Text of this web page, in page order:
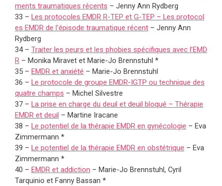
ments traumatiques récents – Jenny Ann Rydberg
33 – Les protocoles EMDR R-TEP et G-TEP – Les protocol
es EMDR de l’épisode traumatique récent – Jenny Ann
Rydberg
34 – Traiter les peurs et les phobies spécifiques avec l’EMD
R – Monika Miravet et Marie-Jo Brennstuhl *
35 – EMDR et anxiété – Marie-Jo Brennstuhl
36 – Le protocole de groupe EMDR-IGTP ou technique des
quatre champs – Michel Silvestre
37 – La prise en charge du deuil et deuil bloqué – Thérapie
EMDR et deuil – Martine Iracane
38 – Le potentiel de la thérapie EMDR en gynécologie – Eva
Zimmermann *
39 – Le potentiel de la thérapie EMDR en obstétrique – Eva
Zimmermann *
40 – EMDR et addiction – Marie-Jo Brennstuhl, Cyril
Tarquinio et Fanny Bassan *